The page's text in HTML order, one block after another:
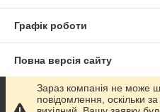
Графік роботи
Повна версія сайту
Сайт створено на
Зараз компанія не може
повідомлення, оскільки